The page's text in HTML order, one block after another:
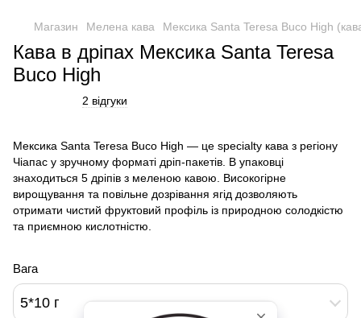
Магазин Мелена кава Мексика Santa Teresa Buco High
Кава в дріпах Мексика Santa Teresa
Buco High
2 відгуки
Мексика Santa Teresa Buco High — це specialty кава з регіону
Чіапас у зручному форматі дріп-пакетів. В упаковці
знаходиться 5 дріпів з меленою кавою. Високогірне
вирощування та повільне дозрівання ягід дозволяють
отримати чистий фруктовий профіль із природною солодкістю
та приємною кислотністю.
Вага
5*10 г